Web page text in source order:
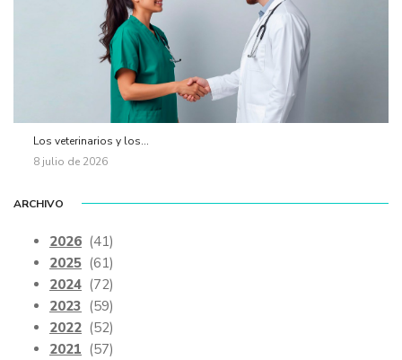
Los veterinarios y los...
8 julio de 2026
ARCHIVO
2026 (41)
2025 (61)
2024 (72)
2023 (59)
2022 (52)
2021 (57)